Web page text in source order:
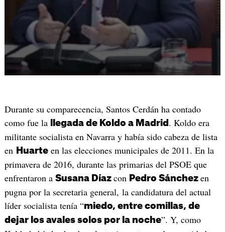
Durante su comparecencia, Santos Cerdán ha contado
como fue la
llegada de Koldo a Madrid . Koldo era
militante socialista en Navarra y había sido cabeza de lista
en Huarteen las elecciones municipales de 2011. En la
primavera de 2016, durante las primarias del PSOE que
enfrentaron a Susana Díaz con Pedro Sánchez en
pugna por la secretaria general, la candidatura del actual
líder socialista tenía “miedo, entre comillas, de
dejar los avales solos por la noche”. Y, como